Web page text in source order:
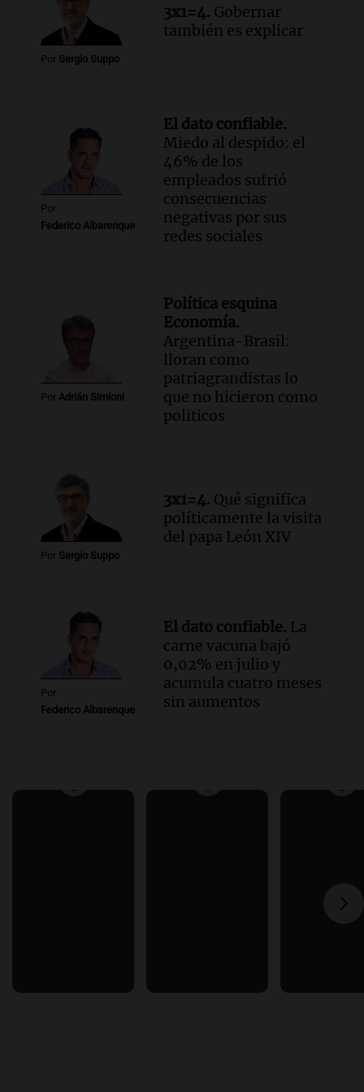
Por Sergio Suppo
3x1=4. Gobernar
también es explicar
Por
Federico Albarenque
El dato confiable.
Miedo al despido: el
46% de los
empleados sufrió
consecuencias
negativas por sus
redes sociales
Por Adrián Simioni
Política esquina
Economía.
Argentina-Brasil:
lloran como
patriagrandistas lo
que no hicieron como
politicos
Por Sergio Suppo
3x1=4. Qué significa
políticamente la visita
del papa León XIV
Por
Federico Albarenque
El dato confiable. La
carne vacuna bajó
0,02% en julio y
acumula cuatro meses
sin aumentos